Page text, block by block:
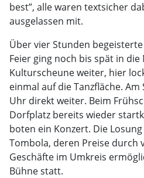
best”, alle waren textsicher
ausgelassen mit.
Über vier Stunden
Feier ging noch bis spät in
Kulturscheune weiter, hier
einmal auf die Tanzfläche. Am
Uhr direkt weiter. Beim
Dorfplatz bereits wieder
boten ein Konzert. Die
Tombola, deren Preise durch
Geschäfte im Umkreis
Bühne statt.